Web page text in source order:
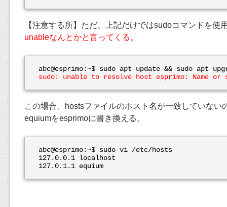
【注意する所】ただ、上記だけではsudoコマンドを使
unableなんとかと言ってくる。
sudo: unable to resolve host esprimo: Name or
この場合、hostsファイルのホスト名が一致していない
equiumをesprimoに書き換える。
abc@esprimo:~$ sudo vi /etc/hosts
127.0.0.1 localhost
127.0.1.1 equium